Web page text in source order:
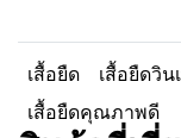
เสื้อยืด เสื้อยืดวิน
เสื้อยืดคุณภาพดี